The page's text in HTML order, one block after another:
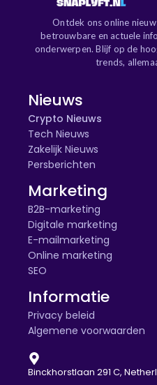
Ontdek ons online
betrouwbare en actuele
onderwerpen. Blijf op de
trends,
Nieuws
Crypto Nieuws
Tech Nieuws
Zakelijk Nieuws
Persberichten
Marketing
B2B-marketing
Digitale marketing
E-mailmarketing
Online marketing
SEO
Informatie
Privacy beleid
Algemene voorwaarden
Binckhorstlaan 291 C,